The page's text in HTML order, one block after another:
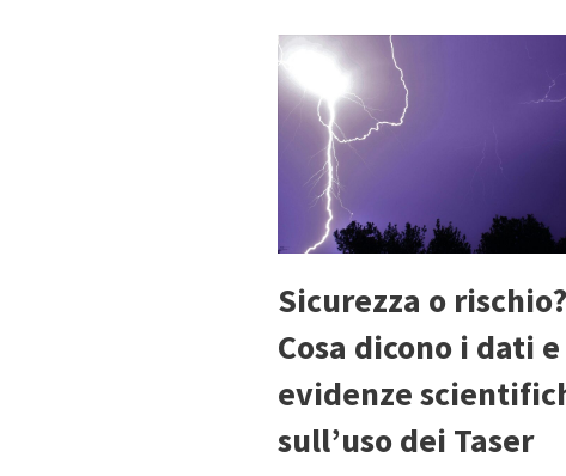
Sicurezza o rischio?
Cosa dicono i dati
evidenze
sull’uso dei Taser